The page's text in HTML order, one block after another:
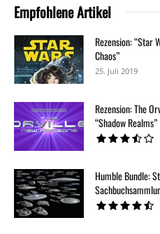
Empfohlene Artikel
Rezension: “Star
Chaos”
25. Juli 2019
Rezension: The
“Shadow Realms”
Humble Bundle: